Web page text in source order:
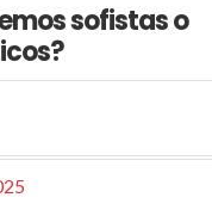
sofistas o